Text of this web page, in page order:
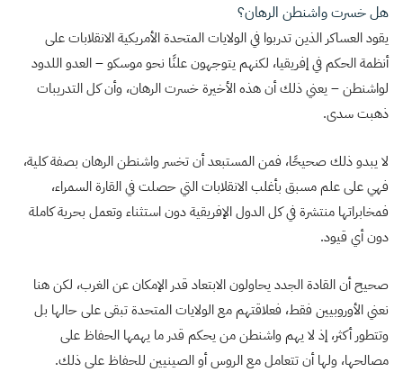
هل خسرت واشنطن الرهان؟
يقود العساكر الذين تدربوا في الولايات المتحدة الأمريكية الانقلابات على
أنظمة الحكم في إفريقيا، لكنهم يتوجهون علنًا نحو موسكو – العدو اللدود
لواشنطن – يعني ذلك أن هذه الأخيرة خسرت الرهان، وأن كل التدريبات
ذهبت سدى.
لا يبدو ذلك صحيحًا، فمن المستبعد أن تخسر واشنطن الرهان بصفة كلية،
فهي على علم مسبق بأغلب الانقلابات التي حصلت في القارة السمراء،
فمخابراتها منتشرة في كل الدول الإفريقية دون استثناء وتعمل بحرية كاملة
دون أي قيود.
صحيح أن القادة الجدد يحاولون الابتعاد قدر الإمكان عن الغرب، لكن هنا
نعني الأوروبيين فقط، فعلاقتهم مع الولايات المتحدة تبقى على حالها بل
وتتطور أكثر، إذ لا يهم واشنطن من يحكم قدر ما يهمها الحفاظ على
مصالحها، ولها أن تتعامل مع الروس أو الصينيين للحفاظ على ذلك.